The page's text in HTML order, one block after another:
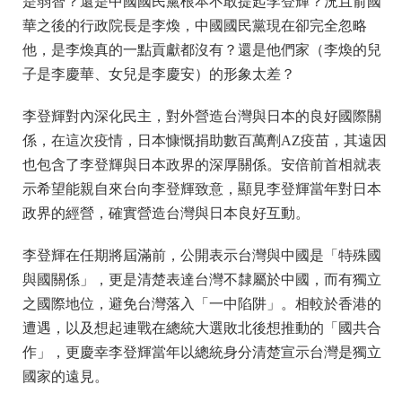
華之後的行政院長是李煥，中國國民黨現在卻完全忽略
他，是李煥真的一點貢獻都沒有？還是他們家（李煥的兒
子是李慶華、女兒是李慶安）的形象太差？
李登輝對內深化民主，對外營造台灣與日本的良好國際關
係，在這次疫情，日本慷慨捐助數百萬劑AZ疫苗，其遠因
也包含了李登輝與日本政界的深厚關係。安倍前首相就表
示希望能親自來台向李登輝致意，顯見李登輝當年對日本
政界的經營，確實營造台灣與日本良好互動。
李登輝在任期將屆滿前，公開表示台灣與中國是「特殊國
與國關係」，更是清楚表達台灣不隸屬於中國，而有獨立
之國際地位，避免台灣落入「一中陷阱」。相較於香港的
遭遇，以及想起連戰在總統大選敗北後想推動的「國共合
作」，更慶幸李登輝當年以總統身分清楚宣示台灣是獨立
國家的遠見。